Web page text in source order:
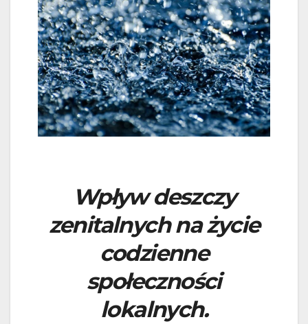
Wpływ deszczy
zenitalnych na życie
codzienne
społeczności
lokalnych.